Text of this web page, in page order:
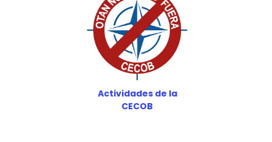
Actividades de la
CECOB